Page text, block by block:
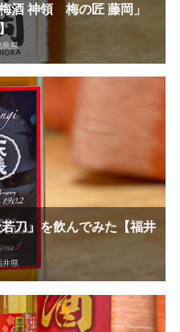
酒 神領 梅の匠 藤岡」
島県
刀」を飲んでみた【福井
井県